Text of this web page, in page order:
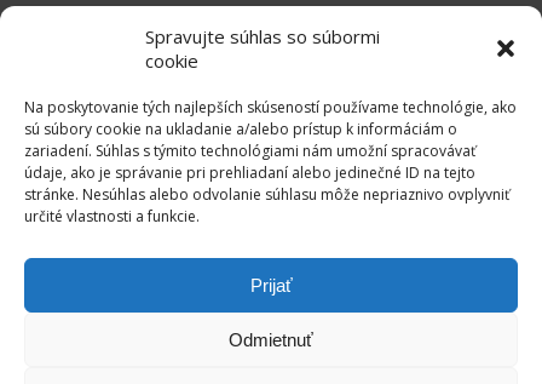
Spravujte súhlas so súbormi
cookie
Na poskytovanie tých najlepších skúseností používame technológie, ako
sú súbory cookie na ukladanie a/alebo prístup k informáciám o
zariadení. Súhlas s týmito technológiami nám umožní spracovávať
údaje, ako je správanie pri prehliadaní alebo jedinečné ID na tejto
stránke. Nesúhlas alebo odvolanie súhlasu môže nepriaznivo ovplyvniť
určité vlastnosti a funkcie.
Prijať
Odmietnuť
O nás
Základné informácie
Užitočné linky
Právne informácie
RSS Kanál